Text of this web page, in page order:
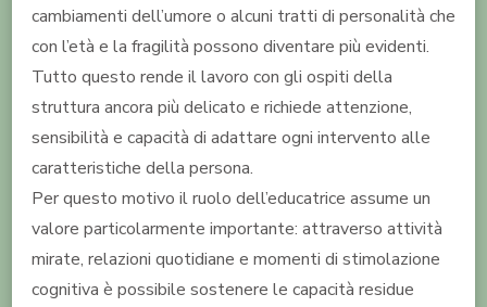
cambiamenti dell’umore o alcuni tratti di personalità che
con l’età e la fragilità possono diventare più evidenti.
Tutto questo rende il lavoro con gli ospiti della
struttura ancora più delicato e richiede attenzione,
sensibilità e capacità di adattare ogni intervento alle
caratteristiche della persona.
Per questo motivo il ruolo dell’educatrice assume un
valore particolarmente importante: attraverso attività
mirate, relazioni quotidiane e momenti di stimolazione
cognitiva è possibile sostenere le capacità residue